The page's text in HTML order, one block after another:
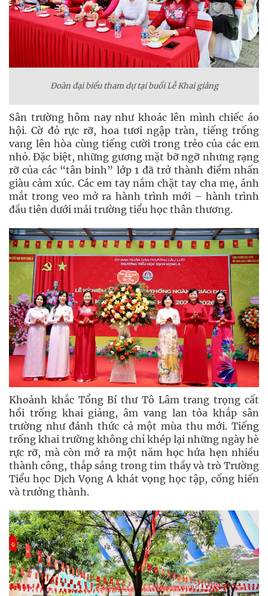
Đoàn đại biểu tham dự tại buổi Lễ Khai giảng
Sân trường hôm nay như khoác lên mình chiếc áo
hội. Cờ đỏ rực rỡ, hoa tươi ngập tràn, tiếng trống
vang lên hòa cùng tiếng cười trong trẻo của các em
nhỏ. Đặc biệt, những gương mặt bỡ ngỡ nhưng rạng
rỡ của các “tân binh” lớp 1 đã trở thành điểm nhấn
giàu cảm xúc. Các em tay nắm chặt tay cha mẹ, ánh
mắt trong veo mở ra hành trình mới – hành trình
đầu tiên dưới mái trường tiểu học thân thương.
Khoảnh khắc Tổng Bí thư Tô Lâm trang trọng cất
hồi trống khai giảng, âm vang lan tỏa khắp sân
trường như đánh thức cả một mùa thu mới. Tiếng
trống khai trường không chỉ khép lại những ngày hè
rực rỡ, mà còn mở ra một năm học hứa hẹn nhiều
thành công, thắp sáng trong tim thầy và trò Trường
Tiểu học Dịch Vọng A khát vọng học tập, cống hiến
và trưởng thành.